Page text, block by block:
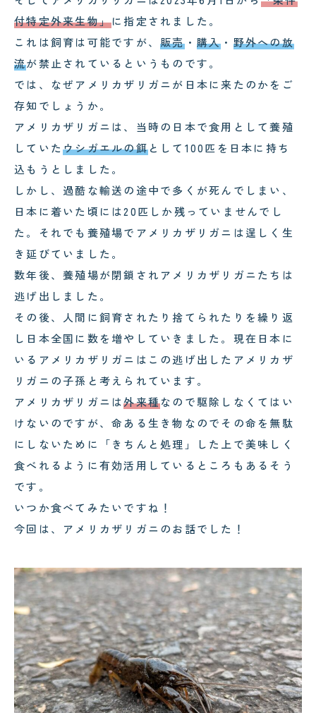
付特定外来生物」に指定されました。
これは飼育は可能ですが、 販売・ 購入 ・ 野外への放
流が禁止されているというものです。
では、なぜアメリカザリガニが日本に来たのかをご
存知でしょうか。
アメリカザリガニは、当時の日本で食用として養殖
していたウシガエルの餌として100匹を日本に持ち
込もうとしました。
しかし、過酷な輸送の途中で多くが死んでしまい、
日本に着いた頃には20匹しか残っていませんでし
た。それでも養殖場でアメリカザリガニは逞しく生
き延びていました。
数年後、養殖場が閉鎖されアメリカザリガニたちは
逃げ出しました。
その後、人間に飼育されたり捨てられたりを繰り返
し日本全国に数を増やしていきました。現在日本に
いるアメリカザリガニはこの逃げ出したアメリカザ
リガニの子孫と考えられています。
アメリカザリガニは外来種なので駆除しなくてはい
けないのですが、命ある生き物なのでその命を無駄
にしないために「きちんと処理」した上で美味しく
食べれるように有効活用しているところもあるそう
です。
いつか食べてみたいですね！
今回は、アメリカザリガニのお話でした！